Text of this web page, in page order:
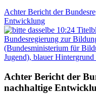
Achter Bericht der
Entwicklung
Achter Bericht der
nachhaltige